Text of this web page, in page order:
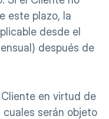
este plazo, la
desde el
después de
en virtud de
cuales serán objeto